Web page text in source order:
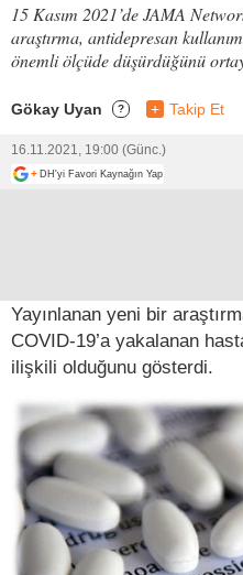
15 Kasım 2021’de JAMA
araştırma, antidepresan
önemli ölçüde düşürdüğünü
Gökay Uyan ? + Takip Et
16.11.2021, 19:00 (Günc.)
+ DH'yi Favori Kaynağın Yap
Yayınlanan yeni bir
COVID-19’a yakalanan
ilişkili olduğunu gösterdi.